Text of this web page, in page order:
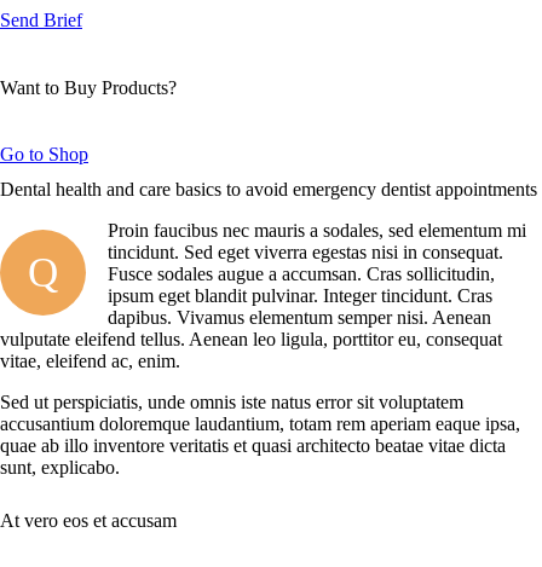
Send Brief
Want to Buy Products?
Go to Shop
Dental health and care basics to avoid emergency dentist appointments
Q
Proin faucibus nec mauris a sodales, sed elementum mi
tincidunt. Sed eget viverra egestas nisi in consequat.
Fusce sodales augue a accumsan. Cras sollicitudin,
ipsum eget blandit pulvinar. Integer tincidunt. Cras
dapibus. Vivamus elementum semper nisi. Aenean
vulputate eleifend tellus. Aenean leo ligula, porttitor eu, consequat
vitae, eleifend ac, enim.
Sed ut perspiciatis, unde omnis iste natus error sit voluptatem
accusantium doloremque laudantium, totam rem aperiam eaque ipsa,
quae ab illo inventore veritatis et quasi architecto beatae vitae dicta
sunt, explicabo.
At vero eos et accusam